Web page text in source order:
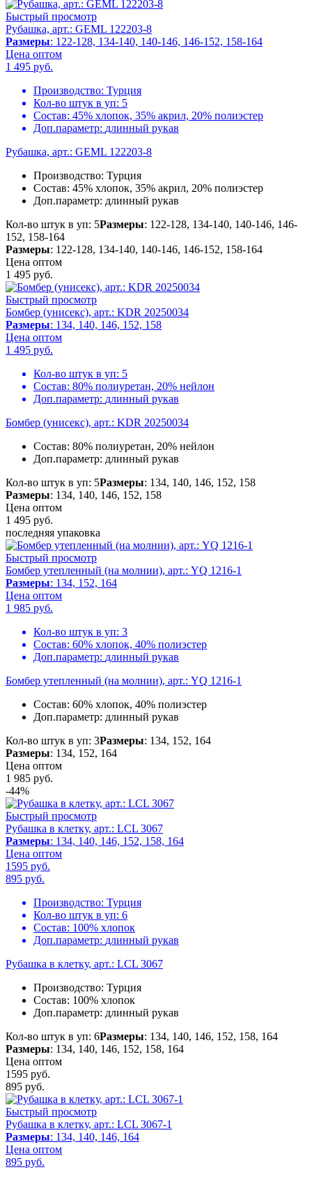
Быстрый просмотр
Рубашка, арт.: GEML 122203-8
Размеры: 122-128, 134-140, 140-146, 146-152, 158-164
Цена оптом
1 495 руб.
Производство: Турция
Кол-во штук в уп: 5
Состав: 45% хлопок, 35% акрил, 20% полиэстер
Доп.параметр: длинный рукав
Рубашка, арт.: GEML 122203-8
Производство: Турция
Состав: 45% хлопок, 35% акрил, 20% полиэстер
Доп.параметр: длинный рукав
Кол-во штук в уп: 5Размеры: 122-128, 134-140, 140-146, 146-
152, 158-164
Размеры: 122-128, 134-140, 140-146, 146-152, 158-164
Цена оптом
1 495 руб.
Быстрый просмотр
Бомбер (унисекс), арт.: KDR 20250034
Размеры: 134, 140, 146, 152, 158
Цена оптом
1 495 руб.
Кол-во штук в уп: 5
Состав: 80% полиуретан, 20% нейлон
Доп.параметр: длинный рукав
Бомбер (унисекс), арт.: KDR 20250034
Состав: 80% полиуретан, 20% нейлон
Доп.параметр: длинный рукав
Кол-во штук в уп: 5Размеры: 134, 140, 146, 152, 158
Размеры: 134, 140, 146, 152, 158
Цена оптом
1 495 руб.
последняя упаковка
Быстрый просмотр
Бомбер утепленный (на молнии), арт.: YQ 1216-1
Размеры: 134, 152, 164
Цена оптом
1 985 руб.
Кол-во штук в уп: 3
Состав: 60% хлопок, 40% полиэстер
Доп.параметр: длинный рукав
Бомбер утепленный (на молнии), арт.: YQ 1216-1
Состав: 60% хлопок, 40% полиэстер
Доп.параметр: длинный рукав
Кол-во штук в уп: 3Размеры: 134, 152, 164
Размеры: 134, 152, 164
Цена оптом
1 985 руб.
-44%
Быстрый просмотр
Рубашка в клетку, арт.: LCL 3067
Размеры: 134, 140, 146, 152, 158, 164
Цена оптом
1595 руб.
895 руб.
Производство: Турция
Кол-во штук в уп: 6
Состав: 100% хлопок
Доп.параметр: длинный рукав
Рубашка в клетку, арт.: LCL 3067
Производство: Турция
Состав: 100% хлопок
Доп.параметр: длинный рукав
Кол-во штук в уп: 6Размеры: 134, 140, 146, 152, 158, 164
Размеры: 134, 140, 146, 152, 158, 164
Цена оптом
1595 руб.
895 руб.
Быстрый просмотр
Рубашка в клетку, арт.: LCL 3067-1
Размеры: 134, 140, 146, 164
Цена оптом
895 руб.